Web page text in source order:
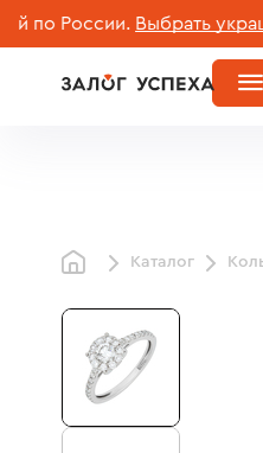
России. Выбрать
Каталог